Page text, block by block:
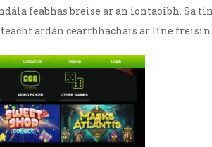
feabhas breise ar an iontaoibh. Sa
ardán cearrbhachais ar líne freisin.